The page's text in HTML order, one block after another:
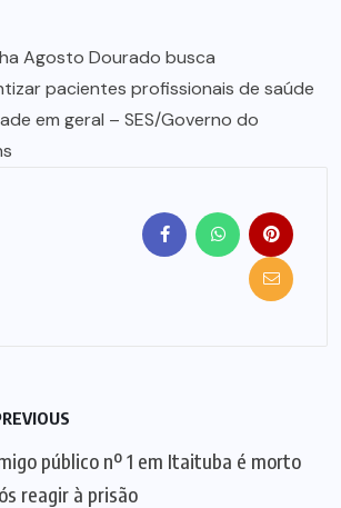
Agosto Dourado busca
pacientes profissionais de saúde
em geral – SES/Governo do
público nº 1 em Itaituba é morto
reagir à prisão